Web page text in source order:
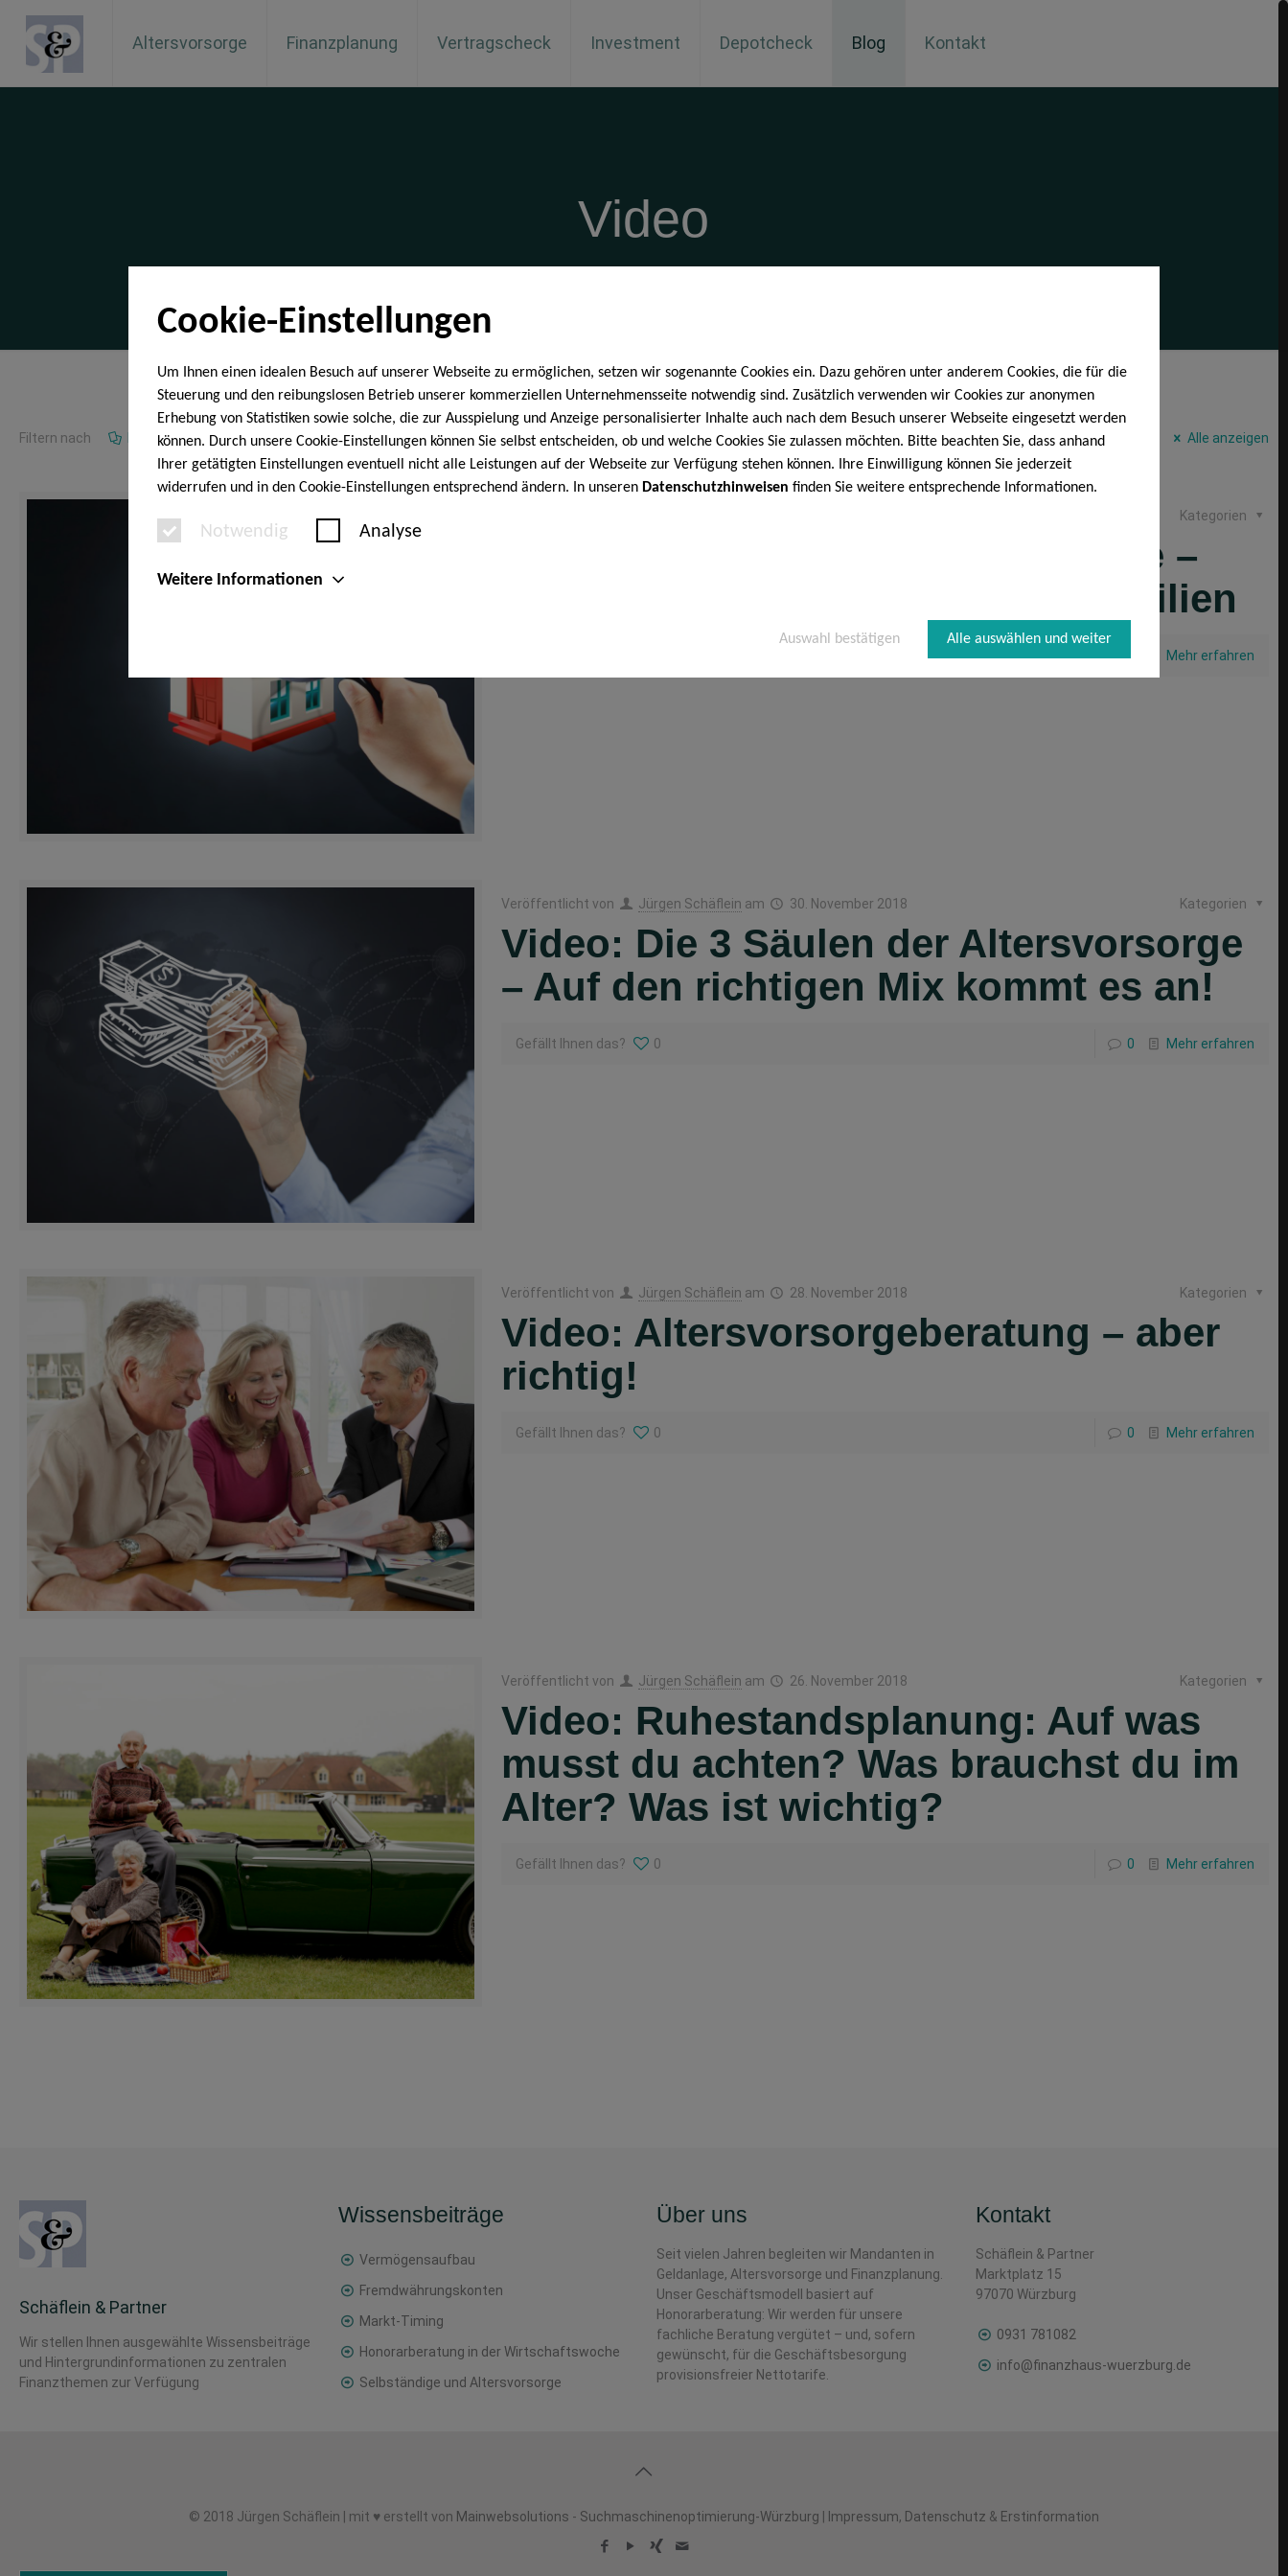
Cookie-Einstellungen
Um Ihnen einen idealen Besuch auf unserer Webseite zu ermöglichen, setzen wir sogenannte Cookies ein. Dazu gehören unter anderem Cookies, die für die
Steuerung und den reibungslosen Betrieb unserer kommerziellen Unternehmensseite notwendig sind. Zusätzlich verwenden wir Cookies zur anonymen
Erhebung von Statistiken sowie solche, die zur Ausspielung und Anzeige personalisierter Inhalte auch nach dem Besuch unserer Webseite eingesetzt werden
können. Durch unsere Cookie-Einstellungen können Sie selbst entscheiden, ob und welche Cookies Sie zulassen möchten. Bitte beachten Sie, dass anhand
Ihrer getätigten Einstellungen eventuell nicht alle Leistungen auf der Webseite zur Verfügung stehen können. Ihre Einwilligung können Sie jederzeit
widerrufen und in den Cookie-Einstellungen entsprechend ändern. In unseren Datenschutzhinweisen finden Sie weitere entsprechende Informationen.
Notwendig Analyse
Weitere Informationen
Auswahl bestätigen Alle auswählen und weiter
Altersvorsorge Finanzplanung Vertragscheck Investment Depotcheck Blog Kontakt
Video
Filtern nach Kategorien Tags Autoren Alle anzeigen
Kategorien
Video: Immobilie als Kapitalanlage –
Die Vorteile guter Bestandsimmobilien
0 Mehr erfahren
Veröffentlicht von Jürgen Schäflein am 30. November 2018 Kategorien
Video: Die 3 Säulen der Altersvorsorge
– Auf den richtigen Mix kommt es an!
Gefällt Ihnen das? 0 0 Mehr erfahren
Veröffentlicht von Jürgen Schäflein am 28. November 2018 Kategorien
Video: Altersvorsorgeberatung – aber
richtig!
Gefällt Ihnen das? 0 0 Mehr erfahren
Veröffentlicht von Jürgen Schäflein am 26. November 2018 Kategorien
Video: Ruhestandsplanung: Auf was
musst du achten? Was brauchst du im
Alter? Was ist wichtig?
Gefällt Ihnen das? 0 0 Mehr erfahren
Schäflein & Partner
Wir stellen Ihnen ausgewählte Wissensbeiträge
und Hintergrundinformationen zu zentralen
Finanzthemen zur Verfügung
Wissensbeiträge
Vermögensaufbau
Fremdwährungskonten
Markt-Timing
Honorarberatung in der Wirtschaftswoche
Selbständige und Altersvorsorge
Über uns
Seit vielen Jahren begleiten wir Mandanten in
Geldanlage, Altersvorsorge und Finanzplanung.
Unser Geschäftsmodell basiert auf
Honorarberatung: Wir werden für unsere
fachliche Beratung vergütet – und, sofern
gewünscht, für die Geschäftsbesorgung
provisionsfreier Nettotarife.
Kontakt
Schäflein & Partner
Marktplatz 15
97070 Würzburg
0931 781082
info@finanzhaus-wuerzburg.de
© 2018 Jürgen Schäflein | mit ♥ erstellt von Mainwebsolutions - Suchmaschinenoptimierung-Würzburg Impressum, Datenschutz & Erstinformation